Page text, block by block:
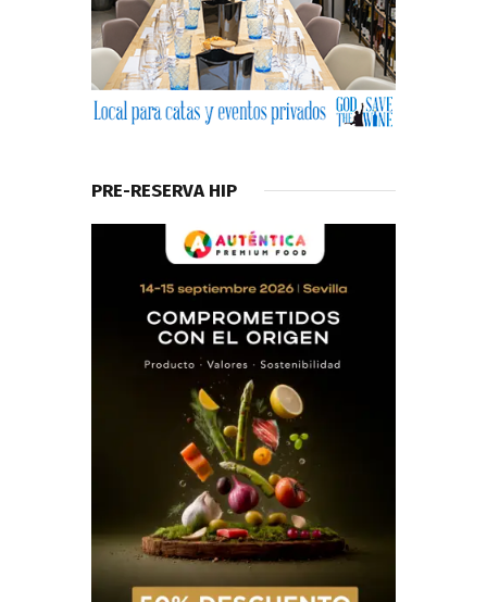
PRE-RESERVA HIP